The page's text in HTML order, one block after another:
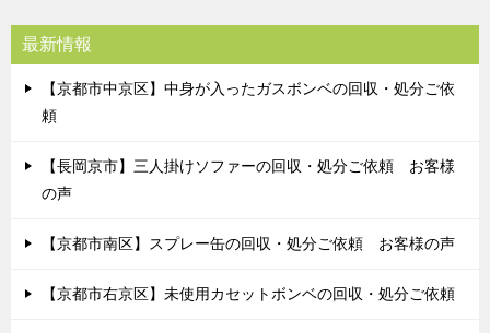
最新情報
【京都市中京区】中身が入ったガスボンベの回収・処分ご依
頼
【長岡京市】三人掛けソファーの回収・処分ご依頼 お客様
の声
【京都市南区】スプレー缶の回収・処分ご依頼 お客様の声
【京都市右京区】未使用カセットボンベの回収・処分ご依頼